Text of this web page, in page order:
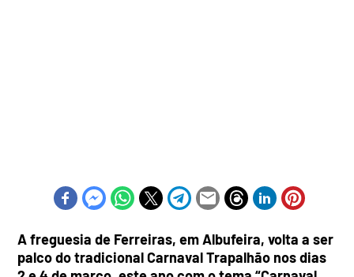
A freguesia de Ferreiras, em Albufeira, volta a ser
palco do tradicional Carnaval Trapalhão nos dias